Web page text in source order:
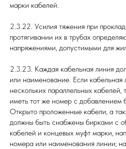
марки кабелей.
2.3.22. Усилия тяжения при
протягивании их в трубах
напряжениями, допустимыми для
2.3.23. Каждая кабельная линия
или наименование. Если кабельная
нескольких параллельных
иметь тот же номер с добавлением
Открыто проложенные кабели, а
должны быть снабжены бирками с
кабелей и концевых муфт марки,
номера или наименования линии;